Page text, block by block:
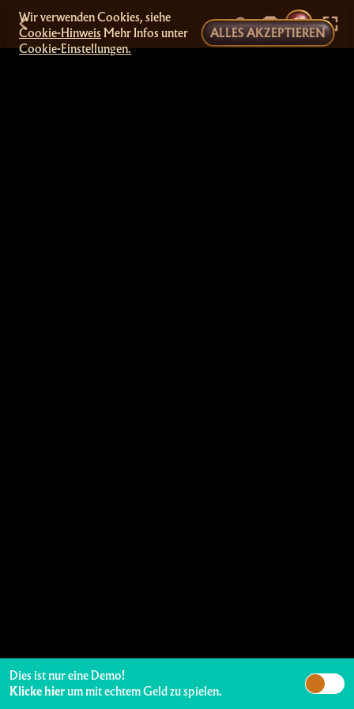
Dies ist nur eine Demo!
Klicke hierum mit echtem Geld zu spielen.
Wir verwenden Cookies, siehe
Cookie-Hinweis Mehr Infos unter
Cookie-Einstellungen.
ALLES AKZEPTIEREN